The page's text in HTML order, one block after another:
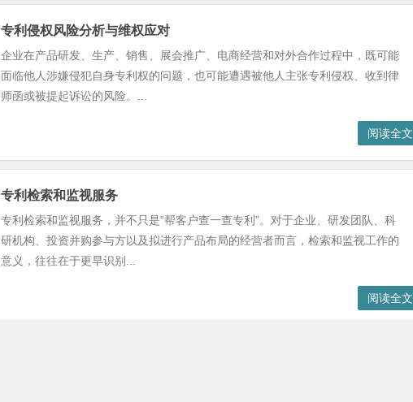
专利侵权风险分析与维权应对
企业在产品研发、生产、销售、展会推广、电商经营和对外合作过程中，既可能
面临他人涉嫌侵犯自身专利权的问题，也可能遭遇被他人主张专利侵权、收到律
师函或被提起诉讼的风险。...
阅读全文
专利检索和监视服务
专利检索和监视服务，并不只是“帮客户查一查专利”。对于企业、研发团队、科
研机构、投资并购参与方以及拟进行产品布局的经营者而言，检索和监视工作的
意义，往往在于更早识别...
阅读全文